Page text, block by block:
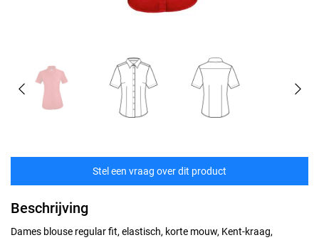
Stel een vraag over dit product
Beschrijving
Dames blouse regular fit, elastisch, korte mouw, Kent-kraag,